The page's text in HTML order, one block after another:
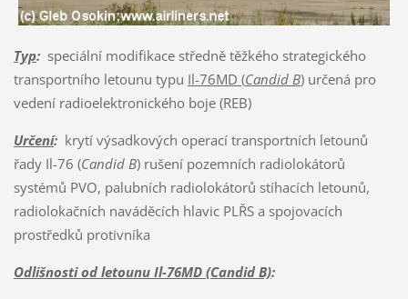
Typ:speciální modifikace středně těžkého strategického
transportního letounu typu Il-76MD (Candid B)určená pro
vedení radioelektronického boje (REB)
Určení:krytí výsadkových operací transportních letounů
řady Il-76 (Candid B) rušení pozemních radiolokátorů
systémů PVO, palubních radiolokátorů stíhacích letounů,
radiolokačních naváděcích hlavic PLŘS a spojovacích
prostředků protivníka
Odlišnosti od letounu Il-76MD (Candid B):